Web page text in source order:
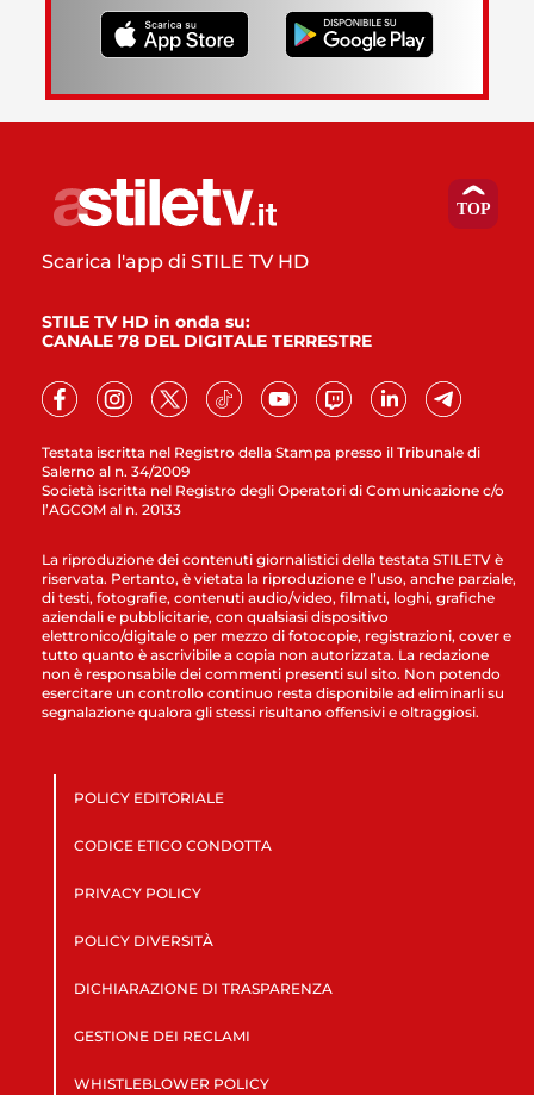
Testata iscritta nel Registro della Stampa presso il Tribunale di
Salerno al n. 34/2009
Società iscritta nel Registro degli Operatori di Comunicazione c/o
l’AGCOM al n. 20133
Scarica l'app di STILE TV HD
STILE TV HD in onda su:
CANALE 78 DEL DIGITALE TERRESTRE
La riproduzione dei contenuti giornalistici della testata STILETV è
riservata. Pertanto, è vietata la riproduzione e l’uso, anche parziale,
di testi, fotografie, contenuti audio/video, filmati, loghi, grafiche
aziendali e pubblicitarie, con qualsiasi dispositivo
elettronico/digitale o per mezzo di fotocopie, registrazioni, cover e
tutto quanto è ascrivibile a copia non autorizzata. La redazione
non è responsabile dei commenti presenti sul sito. Non potendo
esercitare un controllo continuo resta disponibile ad eliminarli su
segnalazione qualora gli stessi risultano offensivi e oltraggiosi.
POLICY EDITORIALE
CODICE ETICO CONDOTTA
PRIVACY POLICY
POLICY DIVERSITÀ
DICHIARAZIONE DI TRASPARENZA
GESTIONE DEI RECLAMI
WHISTLEBLOWER POLICY